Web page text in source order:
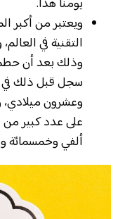
ويعتبر من أكبر
التقنية في
وذلك بعد أن
سجل قبل ذلك في
وعشرون
على عدد كبير من
ألفي وخمسمائة